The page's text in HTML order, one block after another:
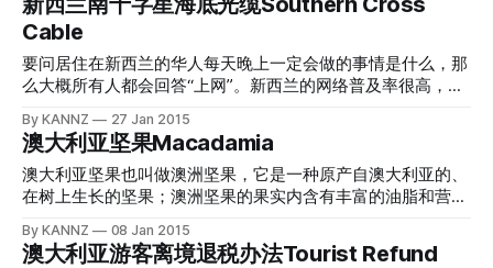
后，一辈子都再不回去新西兰都没有问题。 另外，新西兰公
民还可以享受一些有限的澳洲福利，包
往澳大利亚短期观光旅游或是商务考察，依然需要申请澳大利
亚的签证。 澳大利亚访客签证介绍 访客签证，英文名称
Visitor Visa，是各个国家为短期入境的观光客或是商务考察客
人颁发的短期签证，它是最容易申请的签证之一，通常不需要
太多材料的准备、也不需要太长的等待时间，就能够申请到
手。澳大利亚访客签证的类别代码是600，它是澳洲的临时签
证的一种，用于短期的旅游、商务访问、探亲等等。 澳大利
响“昆士兰果蝇”入侵的警报，这到底是什么样子的一种昆虫能
够让新西兰政府和农场主如此紧张呢？ image source:
wikipedia images 昆士兰果蝇Queensland Fruit Fly 以下内容
来自百度百科 昆士兰果蝇，英文名Queensland Fruit Fly，学
兰果蝇能够破坏百种水果、以及不少的蔬菜，被称为“全球最
恶毒的水果害虫”。它的身体比其他同类体积大一倍，能够刺
破水果的果皮，将卵产在水果内部。随着果蝇卵的孵化，卵周
围的果肉会腐烂，随后幼虫从内部啃咬剩余果实，它们对蔬菜
会给农业带来毁灭性的打击，但是却不会叮咬人类和动物。
为什么新西兰害怕果蝇？ 农业是新西兰的支柱产业之一，在
Cable
要问居住在新西兰的华人每天晚上一定会做的事情是什么，那
么大概所有人都会回答“上网”。新西兰的网络普及率很高，除
都有宽带网络接入。新西兰是个小国家，境内的网站没有太多
的内容能够引起新西兰人的兴趣，所以，一个稳定的、快速的
连接外部世界的电缆是让新西兰居民享受网上冲浪乐趣的关
键。由于偏居世界的角落，所以新西兰目前为止，只有一条海
十字星”Southern Cross Cable。 image source: wikipedia
images 新西兰南十字星海底光缆简介 南十字星海底光缆是目
By KANNZ 27 Jan 2015
澳大利亚坚果Macadamia
澳大利亚坚果也叫做澳洲坚果，它是一种原产自澳大利亚的、
在树上生长的坚果；澳洲坚果的果实内含有丰富的油脂和营
坚果的果仁口感香酥滑嫩，有独特的奶油香味，与我们经常食
用的腰果相比，“甩开好几条街”。在新西兰的奥克兰西北部郊
By KANNZ 08 Jan 2015
澳大利亚游客离境退税办法Tourist Refund